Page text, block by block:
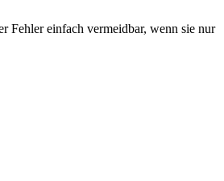
Fehler einfach vermeidbar, wenn sie nur